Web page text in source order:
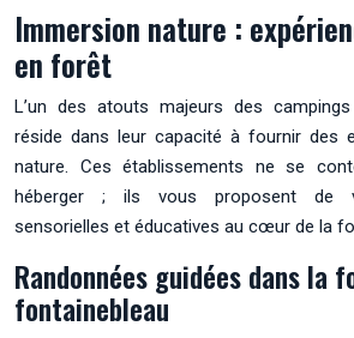
Immersion nature :
en forêt
L’un des atouts majeurs des
réside dans leur capacité à fournir des
nature. Ces établissements ne se
héberger ; ils vous proposent de
sensorielles et éducatives au cœur de la
Randonnées guidées dans la
fontainebleau